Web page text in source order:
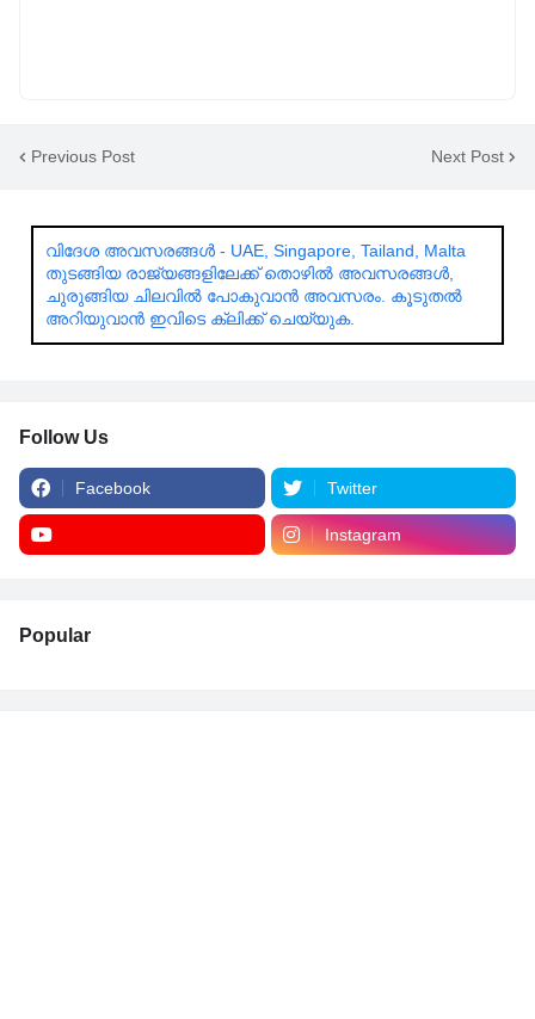
Previous Post Next Post
വിദേശ അവസരങ്ങൾ - UAE, Singapore, Tailand, Malta
തുടങ്ങിയ രാജ്യങ്ങളിലേക്ക് തൊഴിൽ അവസരങ്ങൾ,
ചുരുങ്ങിയ ചിലവിൽ പോകുവാൻ അവസരം. കൂടുതൽ
അറിയുവാൻ ഇവിടെ ക്ലിക്ക് ചെയ്യുക.
Follow Us
Facebook Twitter
Instagram
Popular